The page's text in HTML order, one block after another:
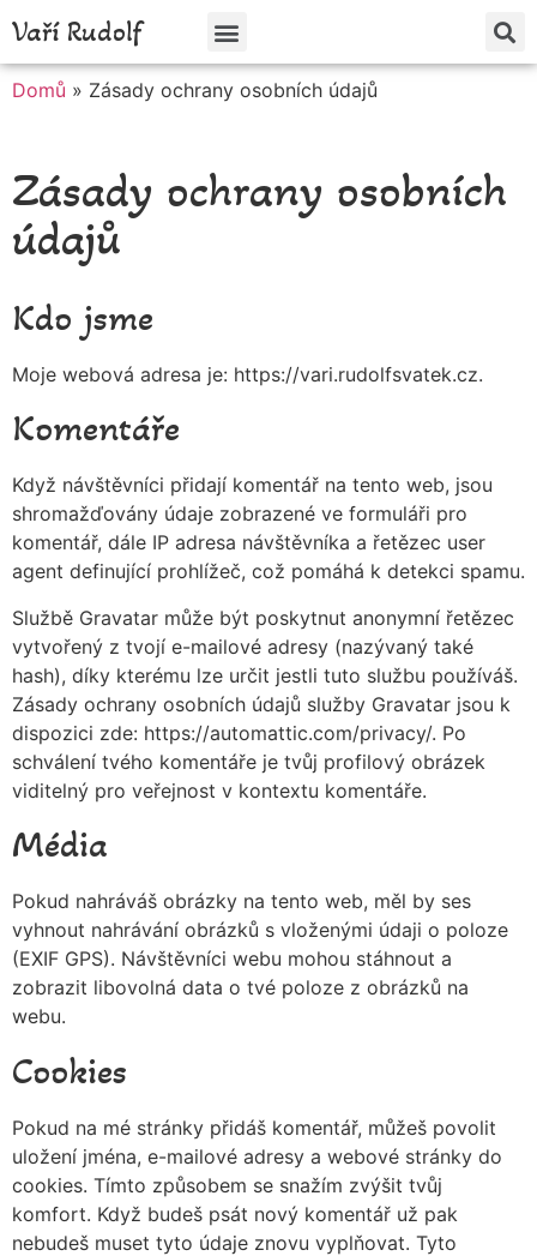
Vaří Rudolf
Domů » Zásady ochrany osobních údajů
Zásady ochrany osobních
údajů
Kdo jsme
Moje webová adresa je: https://vari.rudolfsvatek.cz.
Komentáře
Když návštěvníci přidají komentář na tento web, jsou
shromažďovány údaje zobrazené ve formuláři pro
komentář, dále IP adresa návštěvníka a řetězec user
agent definující prohlížeč, což pomáhá k detekci spamu.
Službě Gravatar může být poskytnut anonymní řetězec
vytvořený z tvojí e-mailové adresy (nazývaný také
hash), díky kterému lze určit jestli tuto službu používáš.
Zásady ochrany osobních údajů služby Gravatar jsou k
dispozici zde: https://automattic.com/privacy/. Po
schválení tvého komentáře je tvůj profilový obrázek
viditelný pro veřejnost v kontextu komentáře.
Média
Pokud nahráváš obrázky na tento web, měl by ses
vyhnout nahrávání obrázků s vloženými údaji o poloze
(EXIF GPS). Návštěvníci webu mohou stáhnout a
zobrazit libovolná data o tvé poloze z obrázků na
webu.
Cookies
Pokud na mé stránky přidáš komentář, můžeš povolit
uložení jména, e-mailové adresy a webové stránky do
cookies. Tímto způsobem se snažím zvýšit tvůj
komfort. Když budeš psát nový komentář už pak
nebudeš muset tyto údaje znovu vyplňovat. Tyto